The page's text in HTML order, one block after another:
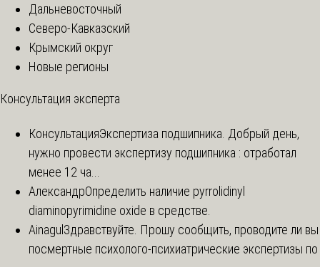
Дальневосточный
Северо-Кавказский
Крымский округ
Новые регионы
Консультация эксперта
КонсультацияЭкспертиза подшипника. Добрый день,
нужно провести экспертизу подшипника : отработал
менее 12 ча...
АлександрОпределить наличие pyrrolidinyl
diaminopyrimidine oxide в средстве.
Ainagul Здравствуйте. Прошу сообщить, проводите ли вы
посмертные психолого-психиатрические экспертизы по